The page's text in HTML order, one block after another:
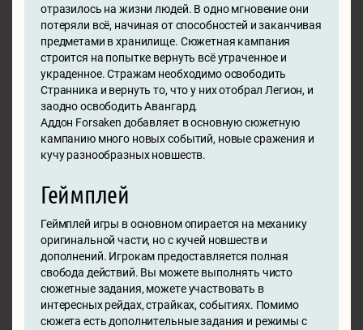
отразилось на жизни людей. В одно мгновение они
потеряли всё, начиная от способностей и заканчивая
предметами в хранилище. Сюжетная кампания
строится на попытке вернуть всё утраченное и
украденное. Стражам необходимо освободить
Странника и вернуть то, что у них отобрал Легион, и
заодно освободить Авангард.
Аддон Forsaken добавляет в основную сюжетную
кампанию много новых событий, новые сражения и
кучу разнообразных новшеств.
Геймплей
Геймплей игры в основном опирается на механику
оригинальной части, но с кучей новшеств и
дополнений. Игрокам предоставляется полная
свобода действий. Вы можете выполнять чисто
сюжетные задания, можете участвовать в
интересных рейдах, страйках, событиях. Помимо
сюжета есть дополнительные задания и режимы с